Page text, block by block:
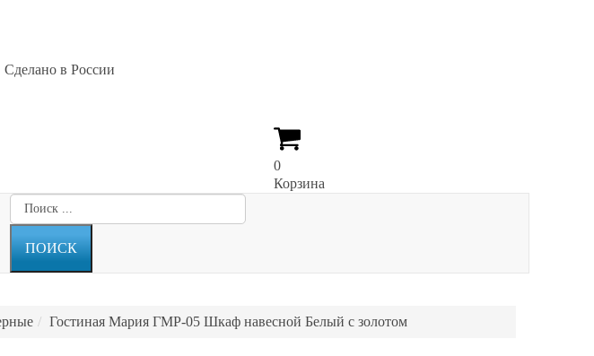
Сделано в России
0
Корзина
Гостиная Мария ГМР-05 Шкаф навесной Белый с золотом